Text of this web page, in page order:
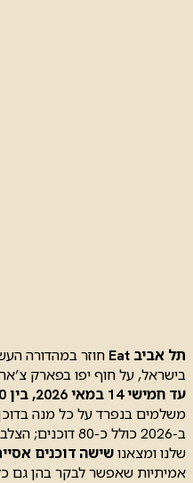
תל אביב Eat
חוזר במהדורה
בישראל, על חוף יפו בפארק
עד חמישי 14 במאי 2026, בין 18:00 ל-23:00
ב-2026 כולל כ-
שלנו ומצאנושישה דוכנים
אמיתיות שאפשר לבקר בהן גם